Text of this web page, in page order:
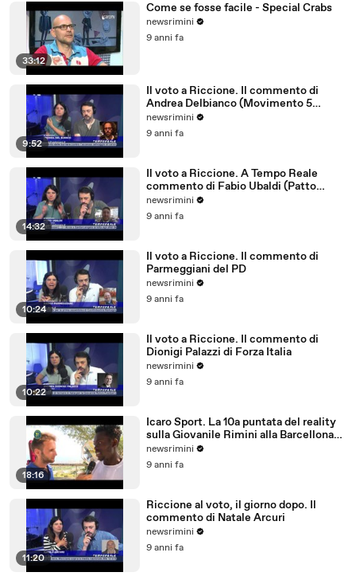
33:12
Come se fosse facile - Special Crabs
newsrimini
9 anni fa
9:52
Il voto a Riccione. Il commento di
Andrea Delbianco (Movimento 5
Stelle)
newsrimini
9 anni fa
14:32
Il voto a Riccione. A Tempo Reale
commento di Fabio Ubaldi (Patto
Civico Riccione)
newsrimini
9 anni fa
10:24
Il voto a Riccione. Il commento di
Parmeggiani del PD
newsrimini
9 anni fa
10:22
Il voto a Riccione. Il commento di
Dionigi Palazzi di Forza Italia
newsrimini
9 anni fa
18:16
Icaro Sport. La 10a puntata del reality
sulla Giovanile Rimini alla Barcellona
Professional Cup
newsrimini
9 anni fa
11:20
Riccione al voto, il giorno dopo. Il
commento di Natale Arcuri
newsrimini
9 anni fa